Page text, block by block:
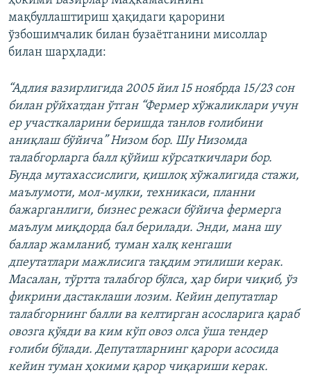
мақбуллаштириш ҳақидаги қарорини
ўзбошимчалик билан бузаётганини мисоллар
билан шарҳлади:
“Адлия вазирлигида 2005 йил 15 ноябрда 15/23 сон
билан рўйхатдан ўтган “Фермер хўжаликлари учун
ер участкаларини беришда танлов ғолибини
аниқлаш бўйича” Низом бор. Шу Низомда
талабгорларга балл қўйиш кўрсаткичлари бор.
Бунда мутахассислиги, қишлоқ хўжалигида стажи,
маълумоти, мол-мулки, техникаси, планни
бажарганлиги, бизнес режаси бўйича фермерга
маълум миқдорда бал берилади. Энди, мана шу
баллар жамланиб, туман халқ кенгаши
дпеутатлари мажлисига тақдим этилиши керак.
Масалан, тўртта талабгор бўлса, ҳар бири чиқиб, ўз
фикрини дастаклаши лозим. Кейин депутатлар
талабгорнинг балли ва келтирган асосларига қараб
овозга қўяди ва ким кўп овоз олса ўша тендер
ғолиби бўлади. Депутатларнинг қарори асосида
кейин туман ҳокими қарор чиқариши керак.